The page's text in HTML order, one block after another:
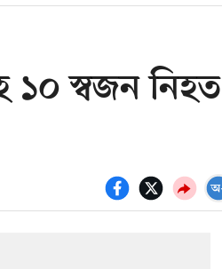
১০ স্বজন নিহত